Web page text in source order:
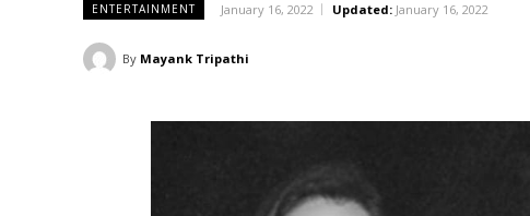
ENTERTAINMENT January 16, 2022 Updated: January 16, 2022
By Mayank Tripathi